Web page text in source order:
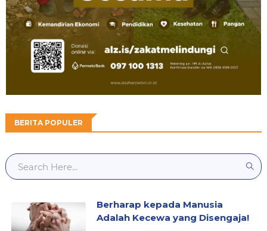
BERITA POPULER
Berharap kepada Manusia
Adalah Kecewa yang Disengaja!